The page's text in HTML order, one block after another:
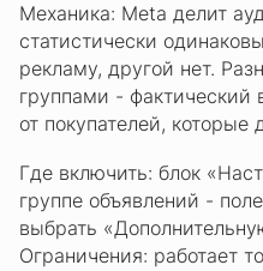
Механика: Meta делит
статистически
рекламу, другой нет.
группами -
от покупателей,
Где включить: блок
группе объявлений -
выбрать
Ограничения: работает